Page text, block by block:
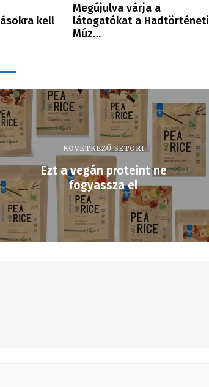
kell
Megújulva várja a
látogatókat a Hadtörténeti
Múz…
KÖVETKEZŐ SZTORI
Ezt a vegán proteint ne
fogyassza el